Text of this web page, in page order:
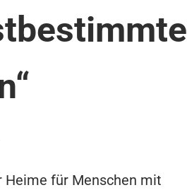
Heime für Menschen mit